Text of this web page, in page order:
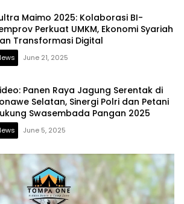
Maimo 2025: Kolaborasi BI-
Perkuat UMKM, Ekonomi Syariah
Transformasi Digital
June 21, 2025
Panen Raya Jagung Serentak di
Selatan, Sinergi Polri dan Petani
Swasembada Pangan 2025
June 5, 2025